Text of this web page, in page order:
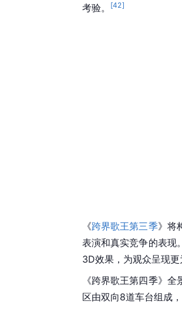
考验。
[42]
《跨界歌王第三季》将
表演和真实竞争的表现
3D效果，为观众呈现
《跨界歌王第四季》
区由双向8道车台组成